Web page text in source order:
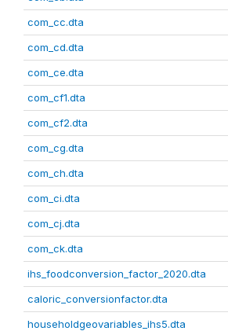
com_cc.dta
com_cd.dta
com_ce.dta
com_cf1.dta
com_cf2.dta
com_cg.dta
com_ch.dta
com_ci.dta
com_cj.dta
com_ck.dta
ihs_foodconversion_factor_2020.dta
caloric_conversionfactor.dta
householdgeovariables_ihs5.dta